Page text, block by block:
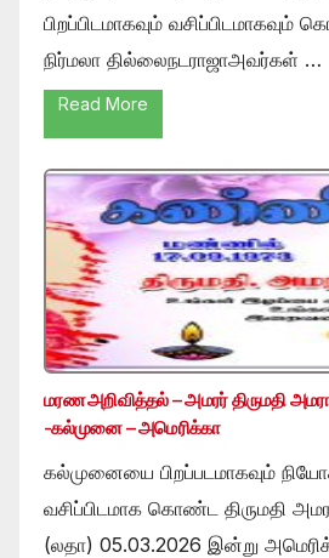
பிறப்பிடமாகவும் வசிப்பிடமாகவும்
நிர்மலா தில்லைநடராஜாஅவர்கள் …
Read More
மரண அறிவித்தல் – அமரர் திருமதி
-கல்முனை – அமெரிக்கா
கல்முனையை பிறப்படமாகவும்
வசிப்பிடமாக கொண்ட திருமதி
(லதா) 05.03.2026 இன்று